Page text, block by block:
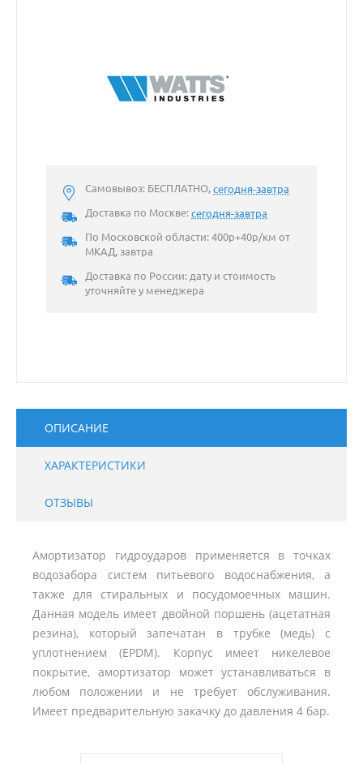
Самовывоз: БЕСПЛАТНО,сегодня-завтра
Доставка по Москве:сегодня-завтра
По Московской области: 400р+40р/км от
МКАД, завтра
Доставка по России: дату и стоимость
уточняйте у менеджера
ОПИСАНИЕ
ХАРАКТЕРИСТИКИ
ОТЗЫВЫ
Амортизатор гидроударов применяется в точках
водозабора систем питьевого водоснабжения, а
также для стиральных и посудомоечных машин.
Данная модель имеет двойной поршень (ацетатная
резина), который запечатан в трубке (медь) с
уплотнением (EPDM). Корпус имеет никелевое
покрытие, амортизатор может устанавливаться в
любом положении и не требует обслуживания.
Имеет предварительную закачку до давления 4 бар.